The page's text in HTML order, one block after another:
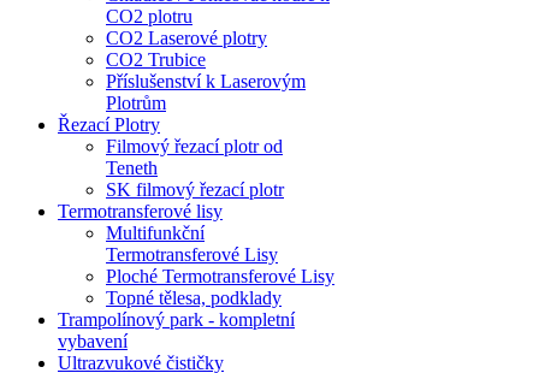
CO2 plotru
CO2 Laserové plotry
CO2 Trubice
Příslušenství k Laserovým
Plotrům
Řezací Plotry
Filmový řezací plotr od
Teneth
SK filmový řezací plotr
Termotransferové lisy
Multifunkční
Termotransferové Lisy
Ploché Termotransferové Lisy
Topné tělesa, podklady
Trampolínový park - kompletní
vybavení
Ultrazvukové čističky